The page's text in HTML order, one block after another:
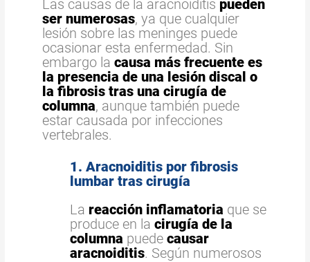
Las causas de la aracnoiditis pueden
ser numerosas, ya que cualquier
lesión sobre las meninges puede
ocasionar esta enfermedad. Sin
embargo lacausa más frecuente es
la presencia de una lesión discal o
la fibrosis tras una cirugía de
columna, aunque también puede
estar causada por infecciones
vertebrales.
1. Aracnoiditis por fibrosis
lumbar tras cirugía
La reacción inflamatoria que se
produce en lacirugía de la
columna puedecausar
aracnoiditis. Según numerosos